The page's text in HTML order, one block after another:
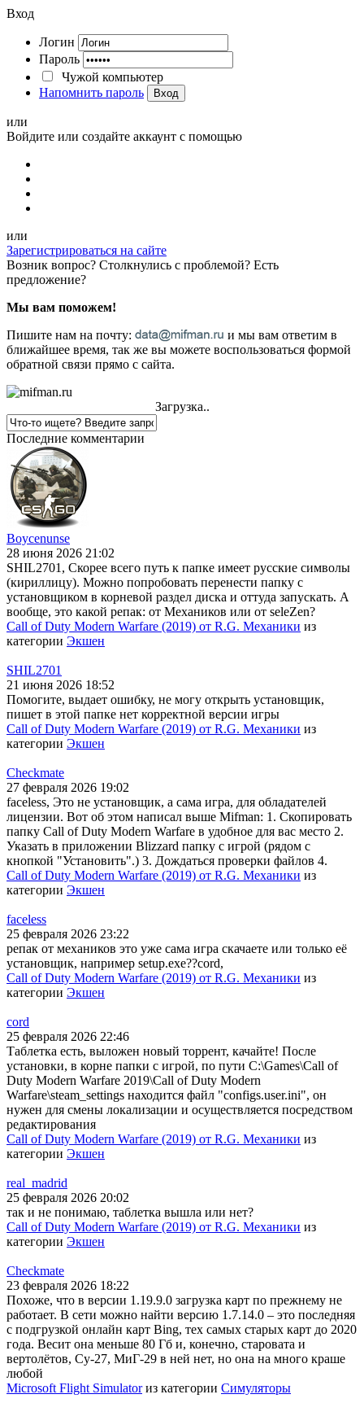
Вход
Логин
Пароль
Чужой компьютер
Напомнить пароль
Вход
или
Войдите или создайте аккаунт с помощью
или
Зарегистрироваться на сайте
Возник вопрос? Столкнулись с проблемой? Есть
предложение?
Мы вам поможем!
Пишите нам на почту:
и мы вам ответим в
ближайшее время, так же вы можете воспользоваться формой
обратной связи прямо с сайта.
Загрузка..
Последние комментарии
Boycenunse
28 июня 2026 21:02
SHIL2701, Скорее всего путь к папке имеет русские символы
(кириллицу). Можно попробовать перенести папку с
установщиком в корневой раздел диска и оттуда запускать. А
вообще, это какой репак: от Механиков или от seleZen?
Call of Duty Modern Warfare (2019) от R.G. Механики из
категории Экшен
SHIL2701
21 июня 2026 18:52
Помогите, выдает ошибку, не могу открыть установщик,
пишет в этой папке нет корректной версии игры
Call of Duty Modern Warfare (2019) от R.G. Механики из
категории Экшен
Checkmate
27 февраля 2026 19:02
faceless, Это не установщик, а сама игра, для обладателей
лицензии. Вот об этом написал выше Mifman: 1. Скопировать
папку Call of Duty Modern Warfare в удобное для вас место 2.
Указать в приложении Blizzard папку с игрой (рядом с
кнопкой "Установить".) 3. Дождаться проверки файлов 4.
Call of Duty Modern Warfare (2019) от R.G. Механики из
категории Экшен
faceless
25 февраля 2026 23:22
репак от механиков это уже сама игра скачаете или только её
установщик, например setup.exe??cord,
Call of Duty Modern Warfare (2019) от R.G. Механики из
категории Экшен
cord
25 февраля 2026 22:46
Таблетка есть, выложен новый торрент, качайте! После
установки, в корне папки с игрой, по пути C:\Games\Call of
Duty Modern Warfare 2019\Call of Duty Modern
Warfare\steam_settings находится файл "configs.user.ini", он
нужен для смены локализации и осуществляется посредством
редактирования
Call of Duty Modern Warfare (2019) от R.G. Механики из
категории Экшен
real_madrid
25 февраля 2026 20:02
так и не понимаю, таблетка вышла или нет?
Call of Duty Modern Warfare (2019) от R.G. Механики из
категории Экшен
Checkmate
23 февраля 2026 18:22
Похоже, что в версии 1.19.9.0 загрузка карт по прежнему не
работает. В сети можно найти версию 1.7.14.0 – это последняя
с подгрузкой онлайн карт Bing, тех самых старых карт до 2020
года. Весит она меньше 80 Гб и, конечно, старовата и
вертолётов, Су-27, МиГ-29 в ней нет, но она на много краше
любой
Microsoft Flight Simulatorиз категории Симуляторы